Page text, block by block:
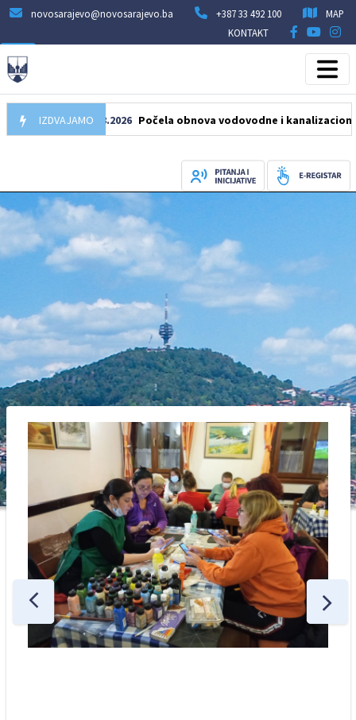
novosarajevo@novosarajevo.ba +387 33 492 100
MAP
KONTAKT
IZDVAJAMO
05.08.2026 Počela obnova vodovodne i kanalizacione